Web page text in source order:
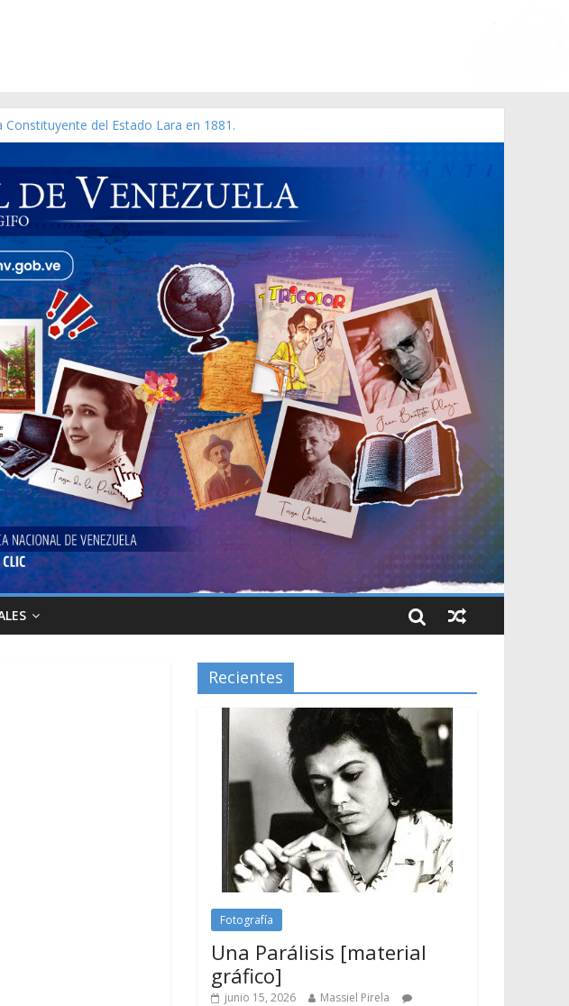
del Estado Lara en 1881.
V, Caracas 09 de marzo de 2006 N° 38.394
Recientes
Fotografía
Una Parálisis [material
gráfico]
junio 15, 2026
Massiel Pirela